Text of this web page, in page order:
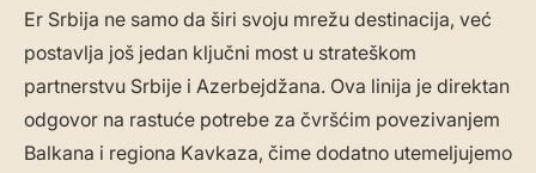
Er Srbija ne samo da širi svoju mrežu destinacija, već
postavlja još jedan ključni most u strateškom
partnerstvu Srbije i Azerbejdžana. Ova linija je direktan
odgovor na rastuće potrebe za čvršćim povezivanjem
Balkana i regiona Kavkaza, čime dodatno utemeljujemo